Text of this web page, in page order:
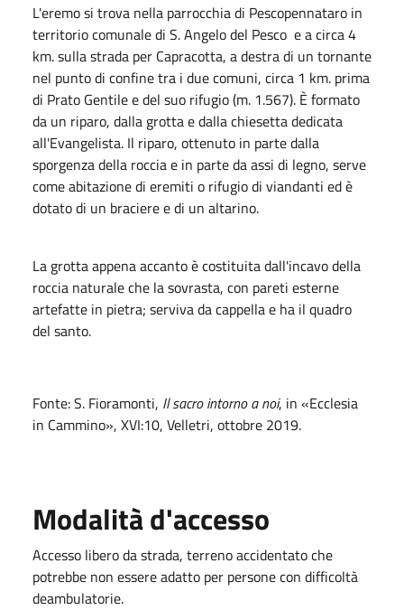
L'eremo si trova nella parrocchia di Pescopennataro in
territorio comunale di S. Angelo del Pesco e a circa 4
km. sulla strada per Capracotta, a destra di un tornante
nel punto di confine tra i due comuni, circa 1 km. prima
di Prato Gentile e del suo rifugio (m. 1.567). È formato
da un riparo, dalla grotta e dalla chiesetta dedicata
all'Evangelista. Il riparo, ottenuto in parte dalla
sporgenza della roccia e in parte da assi di legno, serve
come abitazione di eremiti o rifugio di viandanti ed è
dotato di un braciere e di un altarino.
La grotta appena accanto è costituita dall'incavo della
roccia naturale che la sovrasta, con pareti esterne
artefatte in pietra; serviva da cappella e ha il quadro
del santo.
Fonte: S. Fioramonti, Il sacro intorno a noi, in «Ecclesia
in Cammino», XVI:10, Velletri, ottobre 2019.
Modalità d'accesso
Accesso libero da strada, terreno accidentato che
potrebbe non essere adatto per persone con difficoltà
deambulatorie.